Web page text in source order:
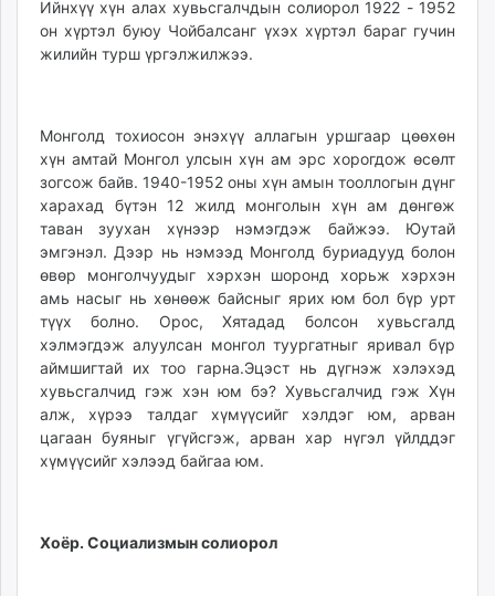
Ийнхүү хүн алах хувьсгалчдын солиорол 1922 - 1952
он хүртэл буюу Чойбалсанг үхэх хүртэл бараг гучин
жилийн турш үргэлжилжээ.
Монголд тохиосон энэхүү аллагын уршгаар цөөхөн
хүн амтай Монгол улсын хүн ам эрс хорогдож өсөлт
зогсож байв. 1940-1952 оны хүн амын тооллогын дүнг
харахад бүтэн 12 жилд монголын хүн ам дөнгөж
таван зуухан хүнээр нэмэгдэж байжээ. Юутай
эмгэнэл. Дээр нь нэмээд Монголд буриадууд болон
өвөр монголчуудыг хэрхэн шоронд хорьж хэрхэн
амь насыг нь хөнөөж байсныг ярих юм бол бүр урт
түүх болно. Орос, Хятадад болсон хувьсгалд
хэлмэгдэж алуулсан монгол туургатныг яривал бүр
аймшигтай их тоо гарна.Эцэст нь дүгнэж хэлэхэд
хувьсгалчид гэж хэн юм бэ? Хувьсгалчид гэж Хүн
алж, хүрээ талдаг хүмүүсийг хэлдэг юм, арван
цагаан буяныг үгүйсгэж, арван хар нүгэл үйлддэг
хүмүүсийг хэлээд байгаа юм.
Хоёр. Социализмын солиорол